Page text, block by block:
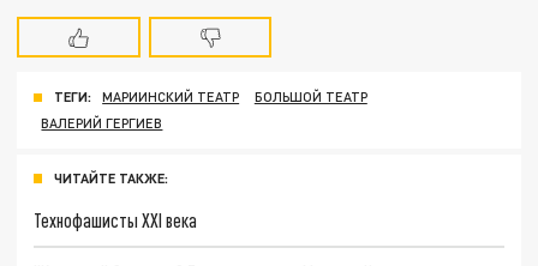
ТЕГИ: МАРИИНСКИЙ ТЕАТР
БОЛЬШОЙ ТЕАТР
ВАЛЕРИЙ ГЕРГИЕВ
ЧИТАЙТЕ ТАКЖЕ:
Технофашисты XXI века